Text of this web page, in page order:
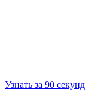
Узнать за 90 секунд